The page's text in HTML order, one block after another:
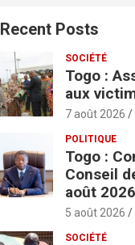
Recent Posts
SOCIÉTÉ
Togo :
aux
7 août 2026
POLITIQUE
Togo :
Conseil
août 2026
5 août 2026
SOCIÉTÉ